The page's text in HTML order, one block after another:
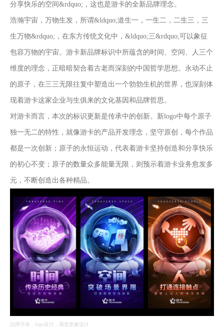
分享快乐的空间&rdquo;，这也是游卡的全新品牌理念。
浩瀚宇宙，万物生发，所谓&ldquo;道生一，一生二，二生三，三
生万物&rdquo;，在东方传统文化中，&ldquo;三&rdquo;可以象征
包容万物的宇宙。游卡新品牌标识中所蕴含的时间、空间、人三个
维度的理念，正暗暗契合着古老而深刻的中国哲学思想。永动不止
的原子，在三三无限往复中塑造出一个勃勃生机的世界，也深刻体
现着游卡这家企业与生俱来的文化基因和品牌哲思。
对游卡而言，本次的标识更新是传承中的创新。新logo中每个原子
独一无二的特性，就像游卡的产品开发理念，坚守原创，每个作品
都是一次创新；原子的永恒运动，代表着游卡坚持创造和分享快乐
的初心不变；原子的数量众多能量无限，则预示着游卡业务愈发多
元，不断创造出各种精品。
品牌字体，logo设计，视觉形象设计